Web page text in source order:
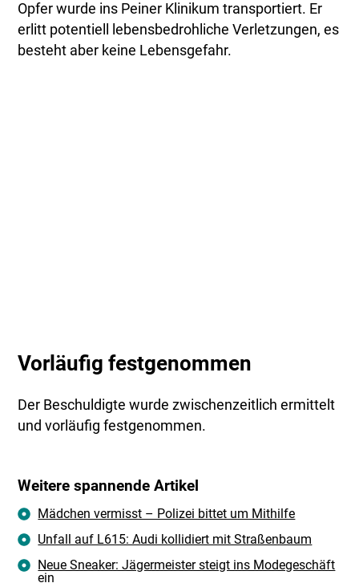
Opfer wurde ins Peiner Klinikum transportiert. Er
erlitt potentiell lebensbedrohliche Verletzungen, es
besteht aber keine Lebensgefahr.
Vorläufig festgenommen
Der Beschuldigte wurde zwischenzeitlich ermittelt
und vorläufig festgenommen.
Weitere spannende Artikel
Mädchen vermisst – Polizei bittet um Mithilfe
Unfall auf L615: Audi kollidiert mit Straßenbaum
Neue Sneaker: Jägermeister steigt ins Modegeschäft
ein